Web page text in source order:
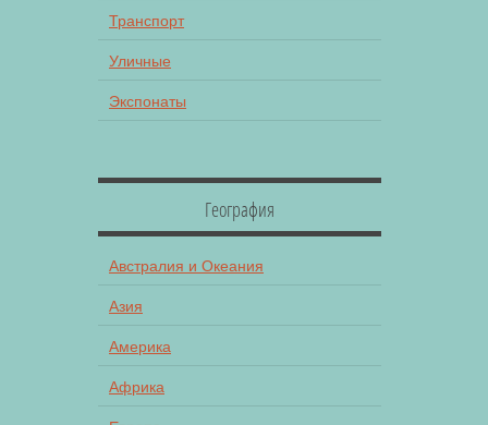
Транспорт
Уличные
Экспонаты
География
Австралия и Океания
Азия
Америка
Африка